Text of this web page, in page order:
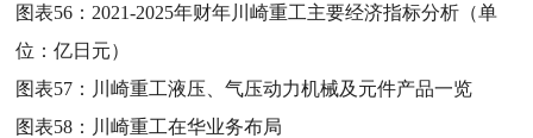
图表56： 2021-2025年财年川崎重工主要经济指标分析（单
位：亿日元）
图表57： 川崎重工液压、气压动力机械及元件产品一览
图表58： 川崎重工在华业务布局